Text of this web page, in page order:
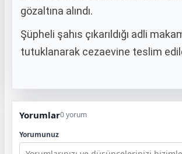
gözaltına alındı.
Şüpheli şahıs çıkarıldığı adli
tutuklanarak cezaevine teslim
Yorumlar0 yorum
Yorumunuz